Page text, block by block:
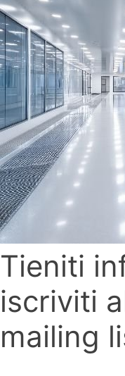
Tieniti
iscriviti
mailing